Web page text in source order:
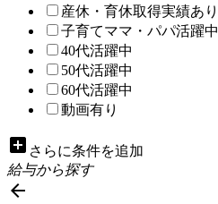
産休・育休取得実績あり
子育てママ・パパ活躍中
40代活躍中
50代活躍中
60代活躍中
動画有り
add_box さらに条件を追加
給与から探す
